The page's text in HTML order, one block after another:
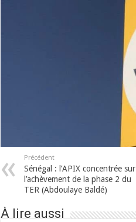
Précédent
Sénégal : l’APIX concentrée sur
l’achèvement de la phase 2 du
TER (Abdoulaye Baldé)
À lire aussi